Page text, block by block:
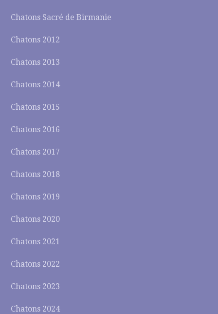
Chatons Sacré de Birmanie
Chatons 2012
Chatons 2013
Chatons 2014
Chatons 2015
Chatons 2016
Chatons 2017
Chatons 2018
Chatons 2019
Chatons 2020
Chatons 2021
Chatons 2022
Chatons 2023
Chatons 2024